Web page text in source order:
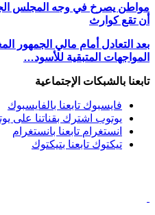
مواطن يصرخ في وجه المجلس
أن تقع كوارث
بعد التعادل أمام مالي الجمهور
المواجهات المتبقية للأسود…
تابعنا بالشبكات الإجتماعية
فايسبوك تابعنا بالفايسبوك
يوتوب اشترك بقناتنا على
انستغرام تابعنا بانستغرام
تيكتوك تابعنا بتيكتوك